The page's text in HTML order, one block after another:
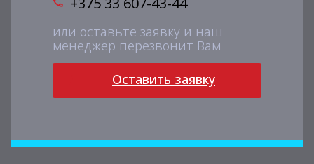
или оставьте заявку и наш
менеджер перезвонит Вам
Оставить заявку